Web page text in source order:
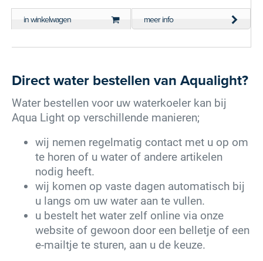
in winkelwagen meer info
Direct water bestellen van Aqualight?
Water bestellen voor uw waterkoeler kan bij
Aqua Light op verschillende manieren;
wij nemen regelmatig contact met u op om
te horen of u water of andere artikelen
nodig heeft.
wij komen op vaste dagen automatisch bij
u langs om uw water aan te vullen.
u bestelt het water zelf online via onze
website of gewoon door een belletje of een
e-mailtje te sturen, aan u de keuze.